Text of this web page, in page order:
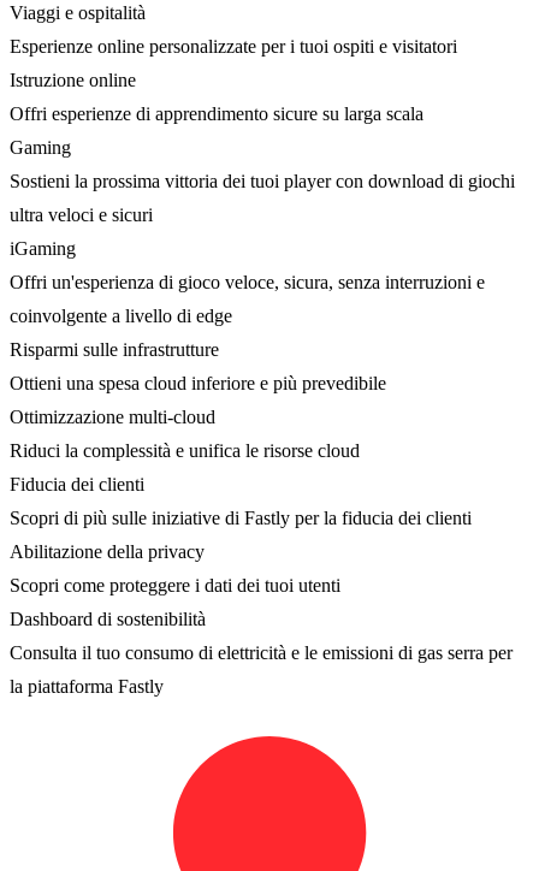
Viaggi e ospitalità
Esperienze online personalizzate per i tuoi ospiti e visitatori
Istruzione online
Offri esperienze di apprendimento sicure su larga scala
Gaming
Sostieni la prossima vittoria dei tuoi player con download di giochi
ultra veloci e sicuri
iGaming
Offri un'esperienza di gioco veloce, sicura, senza interruzioni e
coinvolgente a livello di edge
Risparmi sulle infrastrutture
Ottieni una spesa cloud inferiore e più prevedibile
Ottimizzazione multi-cloud
Riduci la complessità e unifica le risorse cloud
Fiducia dei clienti
Scopri di più sulle iniziative di Fastly per la fiducia dei clienti
Abilitazione della privacy
Scopri come proteggere i dati dei tuoi utenti
Dashboard di sostenibilità
Consulta il tuo consumo di elettricità e le emissioni di gas serra per
la piattaforma Fastly